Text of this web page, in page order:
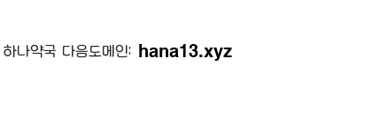
하나약국 다음도메인: hana13.xyz